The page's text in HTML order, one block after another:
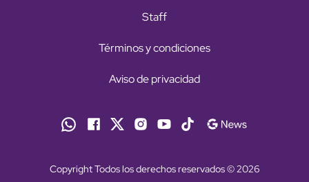
Staff
Términos y condiciones
Aviso de privacidad
Copyright Todos los derechos reservados © 2026